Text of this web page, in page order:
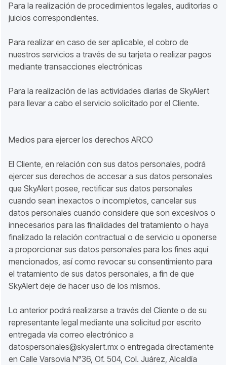
Para la realización de procedimientos legales, auditorías o
juicios correspondientes.
Para realizar en caso de ser aplicable, el cobro de
nuestros servicios a través de su tarjeta o realizar pagos
mediante transacciones electrónicas
Para la realización de las actividades diarias de SkyAlert
para llevar a cabo el servicio solicitado por el Cliente.
Medios para ejercer los derechos ARCO
El Cliente, en relación con sus datos personales, podrá
ejercer sus derechos de accesar a sus datos personales
que SkyAlert posee, rectificar sus datos personales
cuando sean inexactos o incompletos, cancelar sus
datos personales cuando considere que son excesivos o
innecesarios para las finalidades del tratamiento o haya
finalizado la relación contractual o de servicio u oponerse
a proporcionar sus datos personales para los fines aquí
mencionados, así como revocar su consentimiento para
el tratamiento de sus datos personales, a fin de que
SkyAlert deje de hacer uso de los mismos.
Lo anterior podrá realizarse a través del Cliente o de su
representante legal mediante una solicitud por escrito
entregada vía correo electrónico a
datospersonales@skyalert.mx o entregada directamente
en Calle Varsovia N°36, Of. 504, Col. Juárez, Alcaldía